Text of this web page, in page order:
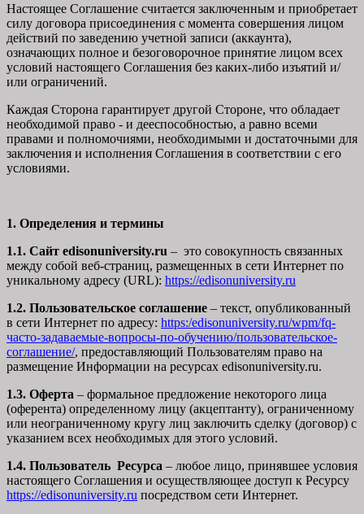
Настоящее Соглашение считается заключенным и приобретает
силу договора присоединения с момента совершения лицом
действий по заведению учетной записи (аккаунта),
означающих полное и безоговорочное принятие лицом всех
условий настоящего Соглашения без каких-либо изъятий и/
или ограничений.
Каждая Сторона гарантирует другой Стороне, что обладает
необходимой право - и дееспособностью, а равно всеми
правами и полномочиями, необходимыми и достаточными для
заключения и исполнения Соглашения в соответствии с его
условиями.
1. Определения и термины
1.1. Сайт edisonuniversity.ru – это совокупность связанных
между собой веб-страниц, размещенных в сети Интернет по
уникальному адресу (URL): https://edisonuniversity.ru
1.2. Пользовательское соглашение – текст, опубликованный
в сети Интернет по адресу: https:/edisonuniversity.ru/wpm/fq-
часто-задаваемые-вопросы-по-обучению/пользовательское-
соглашение/, предоставляющий Пользователям право на
размещение Информации на ресурсах edisonuniversity.ru.
1.3. Оферта – формальное предложение некоторого лица
(оферента) определенному лицу (акцептанту), ограниченному
или неограниченному кругу лиц заключить сделку (договор) с
указанием всех необходимых для этого условий.
1.4. Пользователь Ресурса – любое лицо, принявшее условия
настоящего Соглашения и осуществляющее доступ к Ресурсу
https://edisonuniversity.ru посредством сети Интернет.